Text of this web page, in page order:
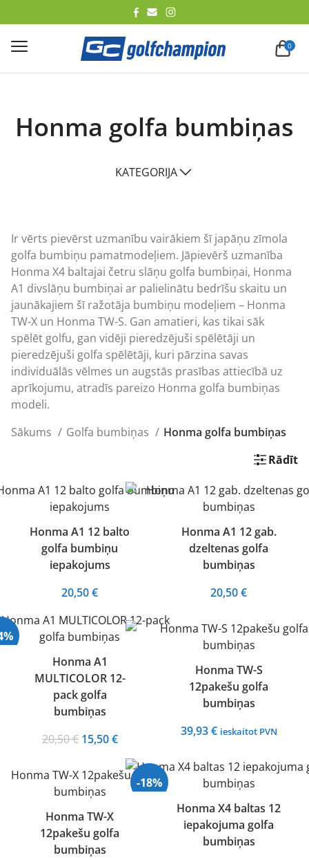
0
Honma golfa bumbiņas
KATEGORIJA
Ir vērts pievērst uzmanību vairākiem šī japāņu zīmola
golfa bumbiņu pamatmodeļiem. Jāpievērš uzmanība
Honma X4 baltajai četru slāņu golfa bumbiņai, Honma
A1 divslāņu bumbiņai ar palielinātu bedrīšu skaitu un
jaunākajiem šī ražotāja bumbiņu modeļiem – Honma
TW-X un Honma TW-S. Gan amatieri, kas tikai sāk
spēlēt golfu, gan vidēji pieredzējuši spēlētāji un
pieredzējuši golfa spēlētāji, kuri pārzina savas
individuālās vēlmes un augstās prasības attiecībā uz
aprīkojumu, atradīs pareizo Honma golfa bumbiņas
modeli.
Sākums
Golfa bumbiņas
Honma golfa bumbiņas
Rādīt
Honma A1 12 balto
golfa bumbiņu
iepakojums
20,50€
Honma A1 12 gab.
dzeltenas golfa
bumbiņas
20,50€
Honma A1
MULTICOLOR 12-
pack golfa
bumbiņas
20,50€ Original
was:
20,50 €.
15,50€Current
price
is:
15,50 €.
Honma TW-S
12pakešu golfa
bumbiņas
39,93€ ieskaitot PVN
Honma TW-X
12pakešu golfa
bumbiņas
-18%
Honma X4 baltas 12
iepakojuma golfa
bumbiņas